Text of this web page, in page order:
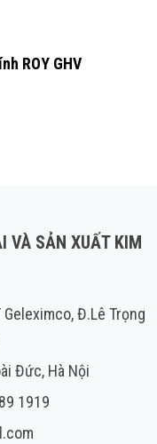
ROY GHV
VÀ SẢN XUẤT KIM
Đ.Lê Trọng
Đức, Hà Nội
1919